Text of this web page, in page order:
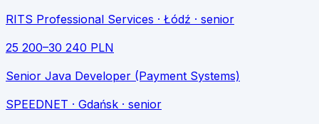
RITS Professional Services · Łódź · senior
25 200–30 240 PLN
Senior Java Developer (Payment Systems)
SPEEDNET · Gdańsk · senior